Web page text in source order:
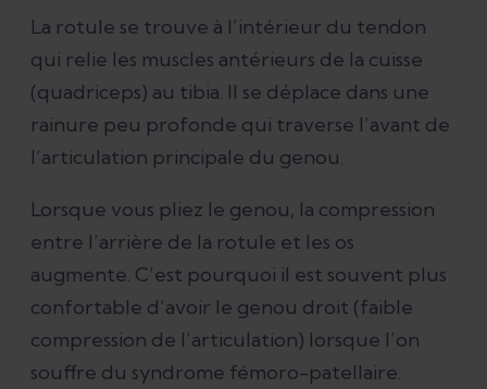
La rotule se trouve à l’intérieur du tendon
qui relie les muscles antérieurs de la cuisse
(quadriceps) au tibia. Il se déplace dans une
rainure peu profonde qui traverse l’avant de
l’articulation principale du genou.
Lorsque vous pliez le genou, la compression
entre l’arrière de la rotule et les os
augmente. C’est pourquoi il est souvent plus
confortable d’avoir le genou droit (faible
compression de l’articulation) lorsque l’on
souffre du syndrome fémoro-patellaire.